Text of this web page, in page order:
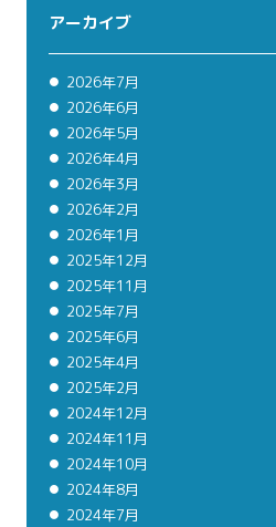
アーカイブ
2026年7月
2026年6月
2026年5月
2026年4月
2026年3月
2026年2月
2026年1月
2025年12月
2025年11月
2025年7月
2025年6月
2025年4月
2025年2月
2024年12月
2024年11月
2024年10月
2024年8月
2024年7月